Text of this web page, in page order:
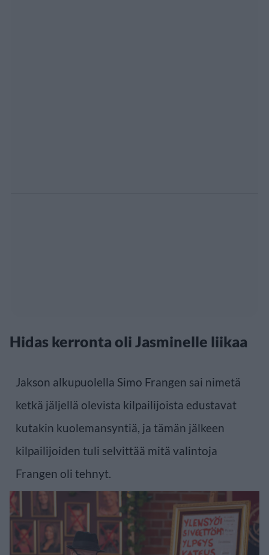
Hidas kerronta oli Jasminelle liikaa
Jakson alkupuolella Simo Frangen sai nimetä
ketkä jäljellä olevista kilpailijoista edustavat
kutakin kuolemansyntiä, ja tämän jälkeen
kilpailijoiden tuli selvittää mitä valintoja
Frangen oli tehnyt.